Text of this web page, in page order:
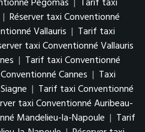
| Réserver taxi Conventionné
Vallauris | Tarif taxi
taxi Conventionné Vallauris
| Tarif taxi Conventionné
Cannes | Taxi
| Tarif taxi Conventionné
taxi Conventionné Auribeau-
Mandelieu-la-Napoule | Tarif